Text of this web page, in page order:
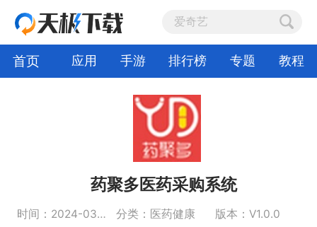
首页 应用 手游 排行榜 专题 教程
药聚多医药采购系统
时间：2024-03-06 分类：医药健康
版本：V1.0.0